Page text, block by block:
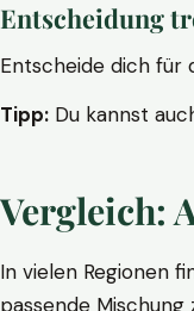
Entscheidung
Entscheide dich für
Tipp: Du kannst
Vergleich:
In vielen Regionen
passende Mischung